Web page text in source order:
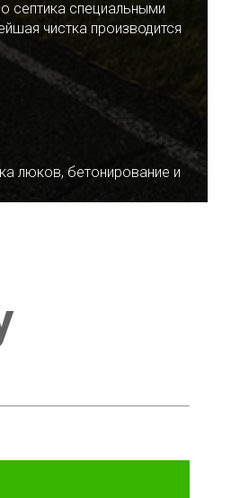
септика специальными
чистка производится
люков, бетонирование и